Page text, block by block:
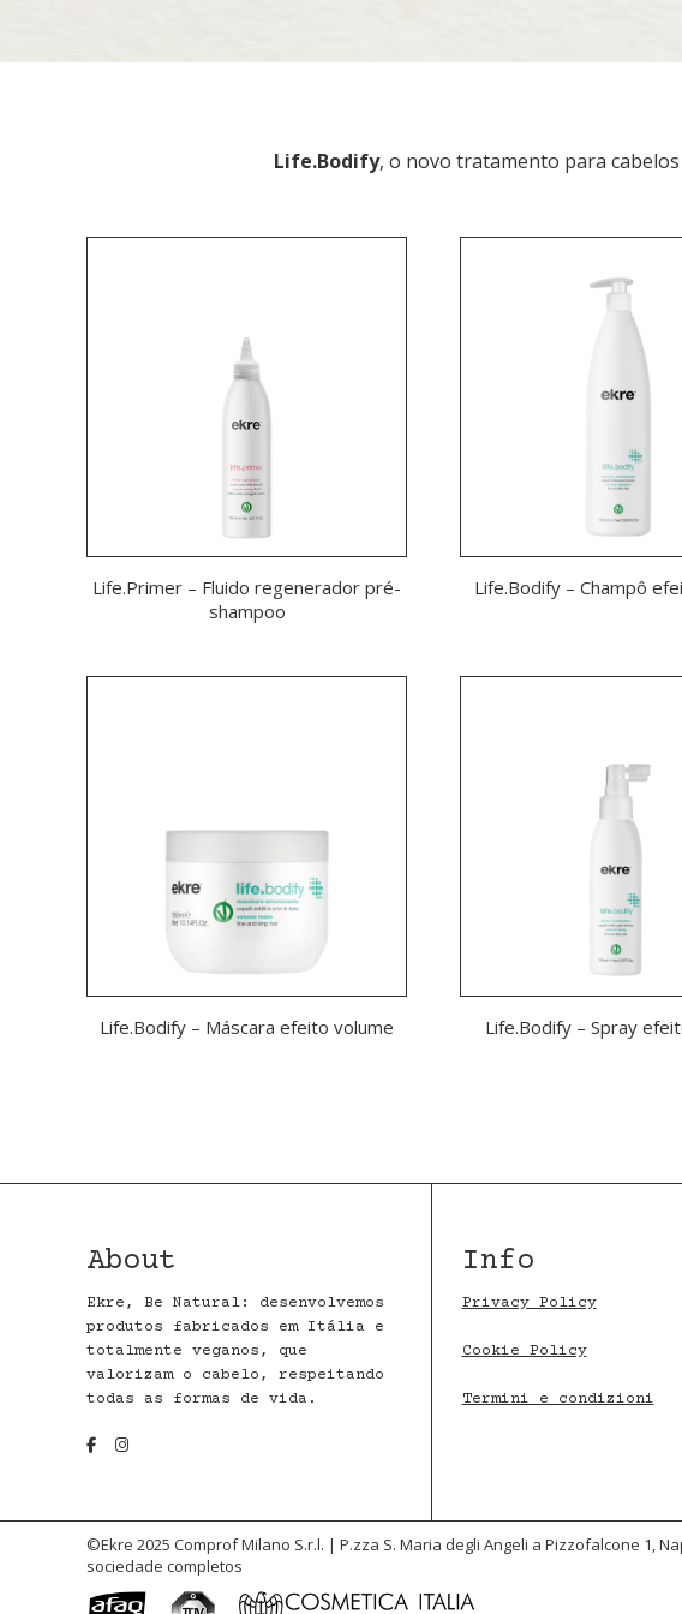
Life.Bodify, o novo tratamento para
Life.Primer – Fluido regenerador pré-
shampoo
Life.Bodify – Champô
Life.Bodify – Máscara efeito volume Life.Bodify – Spray
About
Ekre, Be Natural: desenvolvemos
produtos fabricados em Itália e
totalmente veganos, que
valorizam o cabelo, respeitando
todas as formas de vida.
Info
Privacy Policy
Cookie Policy
Termini e condizioni
©Ekre 2025 Comprof Milano S.r.l. | P.zza S. Maria degli Angeli a Pizzofalcone 1,
sociedade completos